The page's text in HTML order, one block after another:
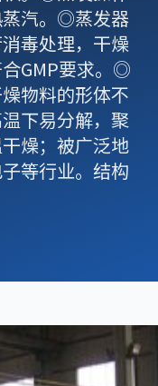
蒸汽。◎蒸发器
毒处理，干燥
GMP要求。◎
物料的形体不
下易分解，聚
燥；被广泛地
等行业。结构